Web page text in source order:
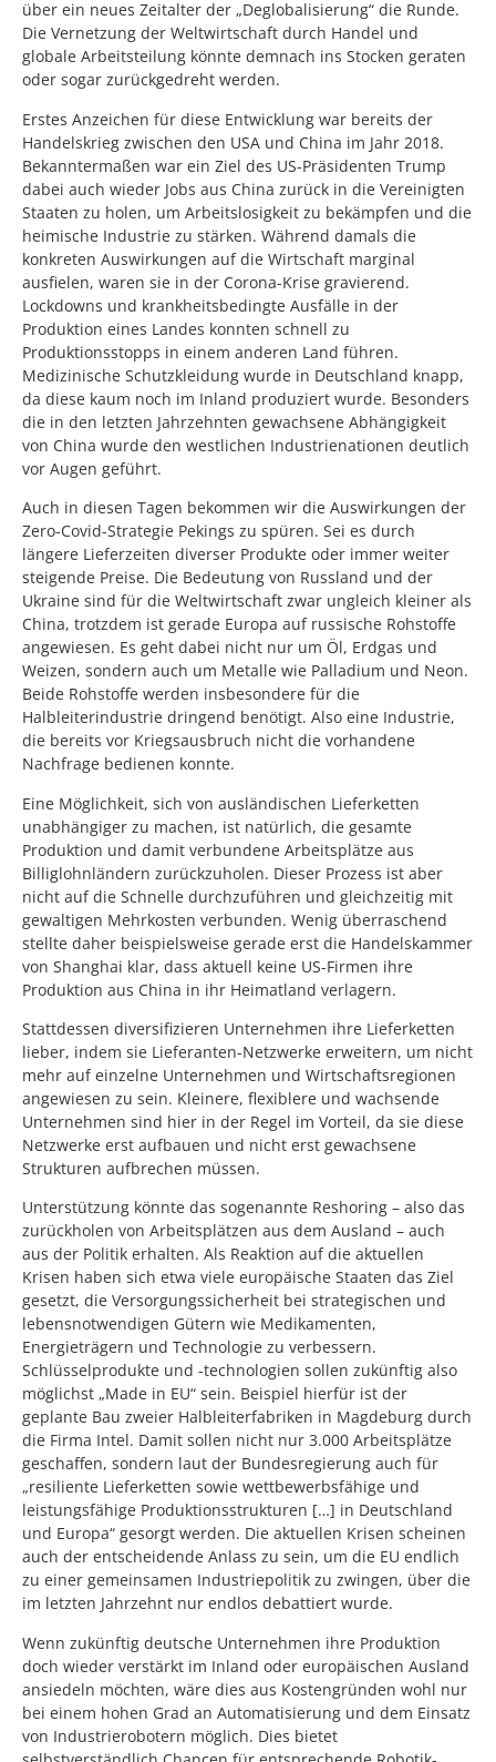
über ein neues Zeitalter der „Deglobalisierung“ die Runde.
Die Vernetzung der Weltwirtschaft durch Handel und
globale Arbeitsteilung könnte demnach ins Stocken geraten
oder sogar zurückgedreht werden.
Erstes Anzeichen für diese Entwicklung war bereits der
Handelskrieg zwischen den USA und China im Jahr 2018.
Bekanntermaßen war ein Ziel des US-Präsidenten Trump
dabei auch wieder Jobs aus China zurück in die Vereinigten
Staaten zu holen, um Arbeitslosigkeit zu bekämpfen und die
heimische Industrie zu stärken. Während damals die
konkreten Auswirkungen auf die Wirtschaft marginal
ausfielen, waren sie in der Corona-Krise gravierend.
Lockdowns und krankheitsbedingte Ausfälle in der
Produktion eines Landes konnten schnell zu
Produktionsstopps in einem anderen Land führen.
Medizinische Schutzkleidung wurde in Deutschland knapp,
da diese kaum noch im Inland produziert wurde. Besonders
die in den letzten Jahrzehnten gewachsene Abhängigkeit
von China wurde den westlichen Industrienationen deutlich
vor Augen geführt.
Auch in diesen Tagen bekommen wir die Auswirkungen der
Zero-Covid-Strategie Pekings zu spüren. Sei es durch
längere Lieferzeiten diverser Produkte oder immer weiter
steigende Preise. Die Bedeutung von Russland und der
Ukraine sind für die Weltwirtschaft zwar ungleich kleiner als
China, trotzdem ist gerade Europa auf russische Rohstoffe
angewiesen. Es geht dabei nicht nur um Öl, Erdgas und
Weizen, sondern auch um Metalle wie Palladium und Neon.
Beide Rohstoffe werden insbesondere für die
Halbleiterindustrie dringend benötigt. Also eine Industrie,
die bereits vor Kriegsausbruch nicht die vorhandene
Nachfrage bedienen konnte.
Eine Möglichkeit, sich von ausländischen Lieferketten
unabhängiger zu machen, ist natürlich, die gesamte
Produktion und damit verbundene Arbeitsplätze aus
Billiglohnländern zurückzuholen. Dieser Prozess ist aber
nicht auf die Schnelle durchzuführen und gleichzeitig mit
gewaltigen Mehrkosten verbunden. Wenig überraschend
stellte daher beispielsweise gerade erst die Handelskammer
von Shanghai klar, dass aktuell keine US-Firmen ihre
Produktion aus China in ihr Heimatland verlagern.
Stattdessen diversifizieren Unternehmen ihre Lieferketten
lieber, indem sie Lieferanten-Netzwerke erweitern, um nicht
mehr auf einzelne Unternehmen und Wirtschaftsregionen
angewiesen zu sein. Kleinere, flexiblere und wachsende
Unternehmen sind hier in der Regel im Vorteil, da sie diese
Netzwerke erst aufbauen und nicht erst gewachsene
Strukturen aufbrechen müssen.
Unterstützung könnte das sogenannte Reshoring – also das
zurückholen von Arbeitsplätzen aus dem Ausland – auch
aus der Politik erhalten. Als Reaktion auf die aktuellen
Krisen haben sich etwa viele europäische Staaten das Ziel
gesetzt, die Versorgungssicherheit bei strategischen und
lebensnotwendigen Gütern wie Medikamenten,
Energieträgern und Technologie zu verbessern.
Schlüsselprodukte und -technologien sollen zukünftig also
möglichst „Made in EU“ sein. Beispiel hierfür ist der
geplante Bau zweier Halbleiterfabriken in Magdeburg durch
die Firma Intel. Damit sollen nicht nur 3.000 Arbeitsplätze
geschaffen, sondern laut der Bundesregierung auch für
„resiliente Lieferketten sowie wettbewerbsfähige und
leistungsfähige Produktionsstrukturen […] in Deutschland
und Europa“ gesorgt werden. Die aktuellen Krisen scheinen
auch der entscheidende Anlass zu sein, um die EU endlich
zu einer gemeinsamen Industriepolitik zu zwingen, über die
im letzten Jahrzehnt nur endlos debattiert wurde.
Wenn zukünftig deutsche Unternehmen ihre Produktion
doch wieder verstärkt im Inland oder europäischen Ausland
ansiedeln möchten, wäre dies aus Kostengründen wohl nur
bei einem hohen Grad an Automatisierung und dem Einsatz
von Industrierobotern möglich. Dies bietet